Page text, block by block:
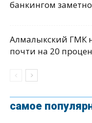
банкингом
Алмалыкский ГМК
почти на 20
самое